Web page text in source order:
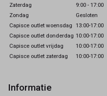
Zaterdag
9:00 - 17:00
Zondag
Gesloten
Capisce outlet woensdag 13:00-17:00
Capisce outlet donderdag 10:00-17:00
Capisce outlet vrijdag
10:00-17:00
Capisce outlet zaterdag
10:00-17:00
Informatie